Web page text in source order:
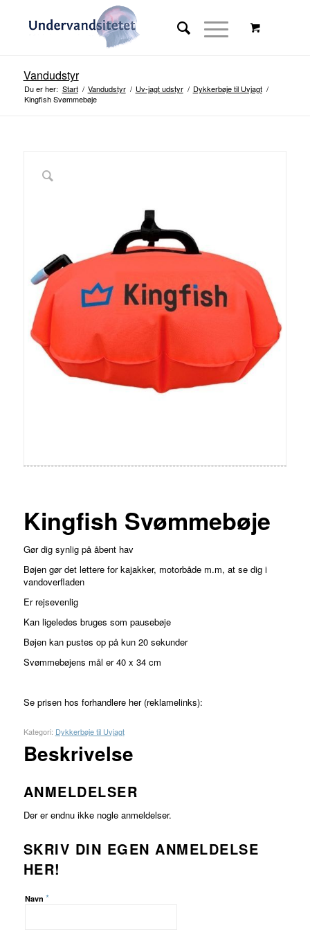
Vandudstyr
Du er her: Start / Vandudstyr / Uv-jagt udstyr / Dykkerbøje til Uvjagt /
Kingfish Svømmebøje
Kingfish Svømmebøje
Gør dig synlig på åbent hav
Bøjen gør det lettere for kajakker, motorbåde m.m, at se dig i
vandoverfladen
Er rejsevenlig
Kan ligeledes bruges som pausebøje
Bøjen kan pustes op på kun 20 sekunder
Svømmebøjens mål er 40 x 34 cm
Se prisen hos forhandlere her (reklamelinks):
Kategori: Dykkerbøje til Uvjagt
Beskrivelse
ANMELDELSER
Der er endnu ikke nogle anmeldelser.
SKRIV DIN EGEN ANMELDELSE
HER!
Navn *